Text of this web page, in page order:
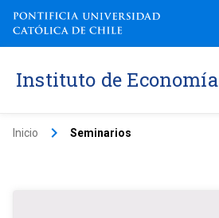
Instituto de Economía
Inicio keyboard_arrow_right Seminarios